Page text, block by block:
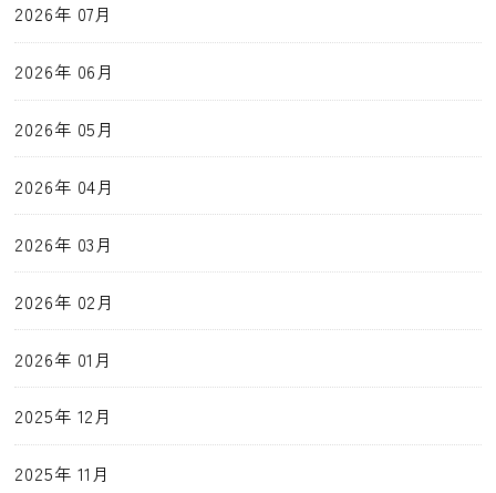
2026年 07月
2026年 06月
2026年 05月
2026年 04月
2026年 03月
2026年 02月
2026年 01月
2025年 12月
2025年 11月